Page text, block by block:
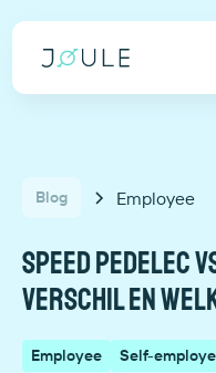
Blog Employee
Speed pedelec
verschil en
Employee Self-